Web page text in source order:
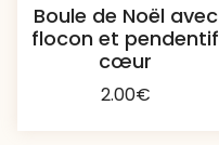
Boule de Noël avec
flocon et pendentif
cœur
2.00€